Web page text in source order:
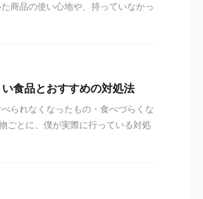
商品の使い心地や、持っていなかっ
食品とおすすめの対処法
られなくなったもの・食べづらくな
ごとに、僕が実際に行っている対処